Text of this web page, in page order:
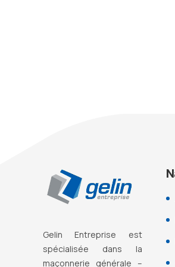
Gelin Entreprise est
spécialisée dans la
maçonnerie générale –